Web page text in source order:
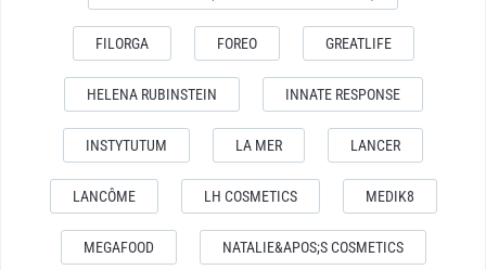
FILORGA FOREO GREATLIFE
HELENA RUBINSTEIN INNATE RESPONSE
INSTYTUTUM LA MER LANCER
LANCÔME LH COSMETICS MEDIK8
MEGAFOOD NATALIE&APOS;S COSMETICS